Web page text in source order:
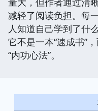
减轻了阅读负担。每
人知道自己学到了什
它不是一本“速成书”
“内功心法”。